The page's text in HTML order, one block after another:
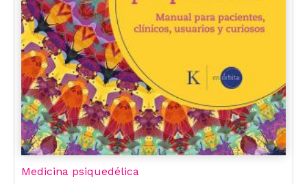
Medicina psiquedélica